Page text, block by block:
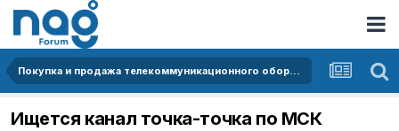
Покупка и продажа телекоммуникационного оборудования
Ищется канал точка-точка по МСК